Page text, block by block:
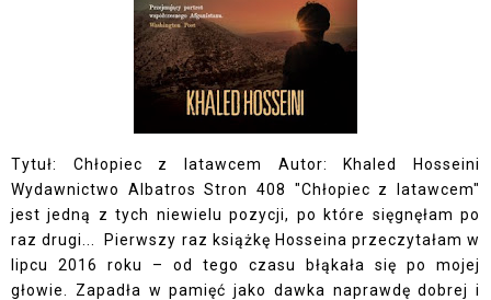
Tytuł: Chłopiec z latawcem Autor: Khaled Hosseini
Wydawnictwo Albatros Stron 408 "Chłopiec z latawcem"
jest jedną z tych niewielu pozycji, po które sięgnęłam po
raz drugi... Pierwszy raz książkę Hosseina przeczytałam w
lipcu 2016 roku – od tego czasu błąkała się po mojej
głowie. Zapadła w pamięć jako dawka naprawdę dobrej i